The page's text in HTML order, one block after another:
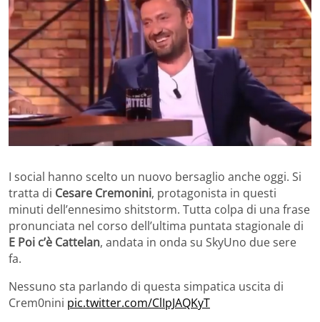
I social hanno scelto un nuovo bersaglio anche oggi. Si
tratta di Cesare Cremonini, protagonista in questi
minuti dell’ennesimo shitstorm. Tutta colpa di una frase
pronunciata nel corso dell’ultima puntata stagionale di
E Poi c’è Cattelan, andata in onda su SkyUno due sere
fa.
Nessuno sta parlando di questa simpatica uscita di
Crem0nini pic.twitter.com/ClIpJAQKyT